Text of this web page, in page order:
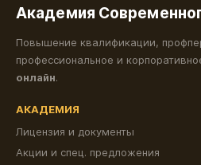
Академия
Повышение квалификации,
профессиональное и
онлайн.
АКАДЕМИЯ
Лицензия и документы
Акции и спец. предложения